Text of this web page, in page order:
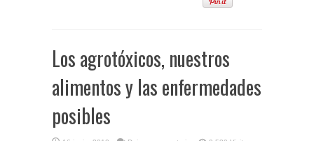
Los agrotóxicos, nuestros
alimentos y las enfermedades
posibles